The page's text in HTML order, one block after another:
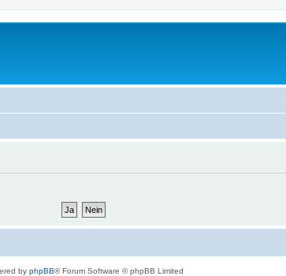
by phpBB® Forum Software © phpBB Limited